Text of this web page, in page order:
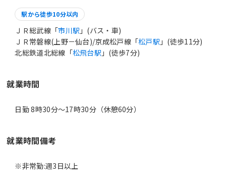
駅から徒歩10分以内
ＪＲ総武線「市川駅 」(バス・車)
ＪＲ常磐線(上野－仙台)/京成松戸線「松戸駅 」(徒歩11分)
北総鉄道北総線「松飛台駅 」(徒歩7分)
就業時間
日勤 8時30分〜17時30分（休憩60分）
就業時間備考